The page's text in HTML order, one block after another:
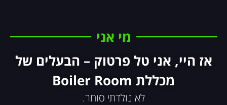
מי אני
אז היי, אני טל פרטוק – הבעלים של
מכללת Boiler Room
לא נולדתי סוחר.